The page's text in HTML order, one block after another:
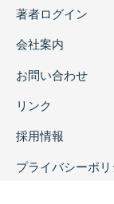
著者ログイン
会社案内
お問い合わせ
リンク
採用情報
プライバシーポリ